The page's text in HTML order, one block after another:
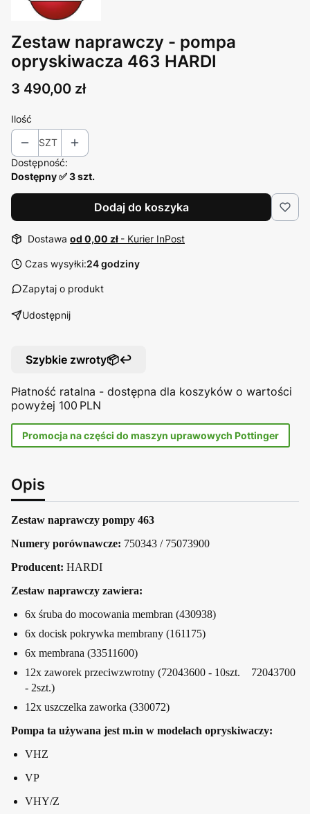
Zestaw naprawczy - pompa
opryskiwacza 463 HARDI
Cena
3 490,00 zł
Ilość
SZT
Dostępność:
Dostępny ✅ 3 szt.
Dodaj do koszyka
Dostawa od 0,00 zł - Kurier InPost
Czas wysyłki:24 godziny
Zapytaj o produkt
Udostępnij
Szybkie zwroty📦↩️
Płatność ratalna - dostępna dla koszyków o wartości
powyżej 100 PLN
Promocja na części do maszyn uprawowych Pottinger
Opis
Zestaw naprawczy pompy 463
Numery porównawcze: 750343 / 75073900
Producent: HARDI
Zestaw naprawczy zawiera:
6x śruba do mocowania membran (430938)
6x docisk pokrywka membrany (161175)
6x membrana (33511600)
12x zaworek przeciwzwrotny (72043600 - 10szt. 72043700
- 2szt.)
12x uszczelka zaworka (330072)
Pompa ta używana jest m.in w modelach opryskiwaczy:
VHZ
VP
VHY/Z